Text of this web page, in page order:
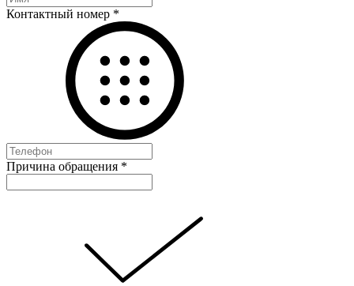
Контактный номер *
Причина обращения *